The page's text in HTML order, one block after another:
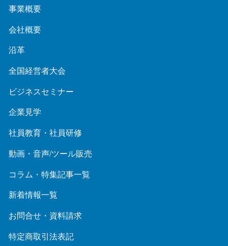
事業概要
会社概要
沿革
全国経営者大会
ビジネスセミナー
企業見学
社員教育・社員研修
動画・音声/ツール販売
コラム・特集記事一覧
新着情報一覧
お問合せ・資料請求
特定商取引法表記